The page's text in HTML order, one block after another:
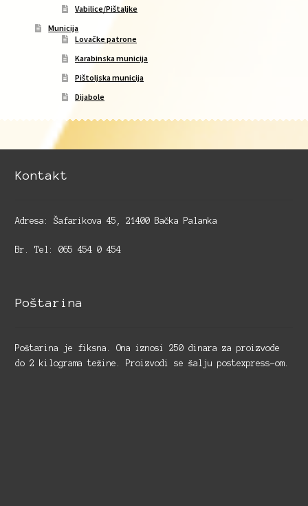
Vabilice/Pištaljke
Municija
Lovačke patrone
Karabinska municija
Pištoljska municija
Dijabole
Kontakt
Adresa: Šafarikova 45, 21400 Bačka Palanka
Br. Tel: 065 454 0 454
Poštarina
Poštarina je fiksna. Ona iznosi 250 dinara za proizvode
do 2 kilograma težine. Proizvodi se šalju postexpress-om.